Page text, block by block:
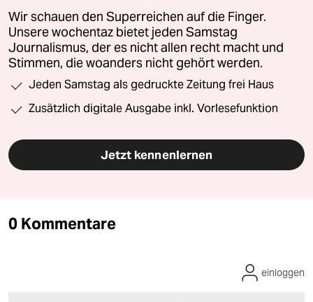
Wir schauen den Superreichen auf die Finger.
Unsere wochentaz bietet jeden Samstag
Journalismus, der es nicht allen recht macht und
Stimmen, die woanders nicht gehört werden.
Jeden Samstag als gedruckte Zeitung frei Haus
Zusätzlich digitale Ausgabe inkl. Vorlesefunktion
Jetzt kennenlernen
0 Kommentare
einloggen